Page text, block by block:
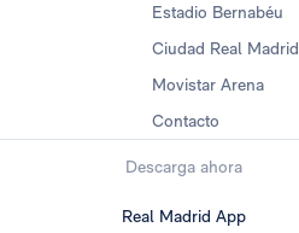
Estadio Bernabéu
Ciudad Real Madrid
Movistar Arena
Contacto
Descarga ahora
Real Madrid App